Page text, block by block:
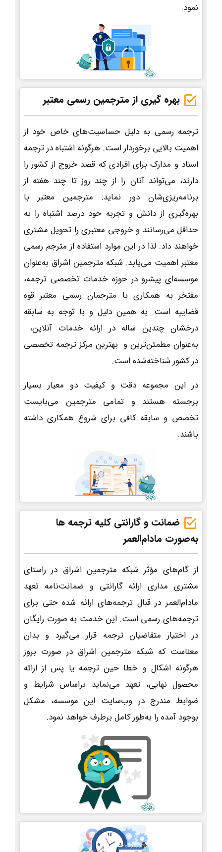
نمود.
بهره گیری از مترجمین رسمی معتبر
ترجمه رسمی به دلیل حساسیت‌های خاص خود از
اهمیت بالایی برخوردار است. هرگونه اشتباه در ترجمه
اسناد و مدارک برای افرادی که قصد خروج از کشور را
دارند، می‌تواند آنان را از چند روز تا چند هفته از
برنامه‌ریزی‌شان دور نماید. مترجمین معتبر با
بهره‌گیری از دانش و تجربه خود درصد اشتباه را به
حداقل می‌رسانند و خروجی معتبری را تحویل مشتری
خواهند داد. لذا در این موارد استفاده از مترجم رسمی
معتبر اهمیت می‌یابد. شبکه مترجمین اشراق به‌عنوان
موسسه‌ای پیشرو در حوزه خدمات تخصصی ترجمه،
مفتخر به همکاری با مترجمان رسمی معتبر قوه
قضاییه است. به همین دلیل و با توجه به سابقه
درخشان چندین ساله در ارائه خدمات آنلاین،
به‌عنوان مطمئن‌ترین و بهترین مرکز ترجمه تخصصی
در کشور شناخته‌شده است.
در این مجموعه دقت و کیفیت دو معیار بسیار
برجسته هستند و تمامی مترجمین می‌بایست
تخصص و سابقه کافی برای شروع همکاری داشته
باشند.
ضمانت و گارانتی کلیه ترجمه ها
به‌صورت مادام‌العمر
از گام‌های مؤثر شبکه مترجمین اشراق در راستای
مشتری مداری ارائه گارانتی و ضمانت‌نامه تعهد
مادام‌العمر در قبال ترجمه‌های ارائه شده حتی برای
ترجمه‌های رسمی است. این خدمت به صورت رایگان
در اختیار متقاضیان ترجمه قرار می‌گیرد و بدان
معناست که شبکه مترجمین اشراق در صورت بروز
هرگونه اشکال و خطا حین ترجمه یا پس از ارائه
محصول نهایی، تعهد می‌نماید براساس شرایط و
ضوابط مندرج در وب‌سایت این موسسه، مشکل
بوجود آمده را به‌طور کامل برطرف خواهد نمود.